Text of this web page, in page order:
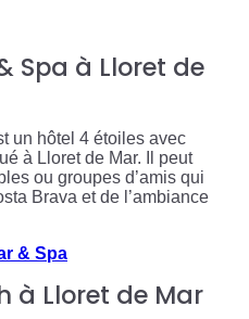
Spa à Lloret de
un hôtel 4 étoiles avec
à Lloret de Mar. Il peut
ou groupes d’amis qui
Brava et de l’ambiance
& Spa
à Lloret de Mar